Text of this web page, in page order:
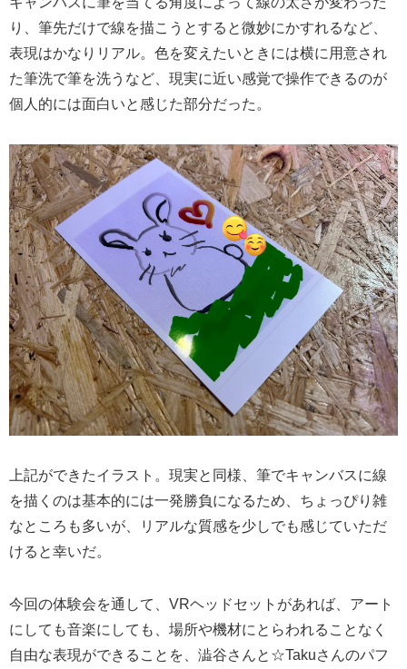
り、筆先だけで線を描こうとすると微妙にかすれるなど、
表現はかなりリアル。色を変えたいときには横に用意され
た筆洗で筆を洗うなど、現実に近い感覚で操作できるのが
個人的には面白いと感じた部分だった。
上記ができたイラスト。現実と同様、筆でキャンバスに線
を描くのは基本的には一発勝負になるため、ちょっぴり雑
なところも多いが、リアルな質感を少しでも感じていただ
けると幸いだ。
今回の体験会を通して、VRヘッドセットがあれば、アート
にしても音楽にしても、場所や機材にとらわれることなく
自由な表現ができることを、澁谷さんと☆Takuさんのパフ